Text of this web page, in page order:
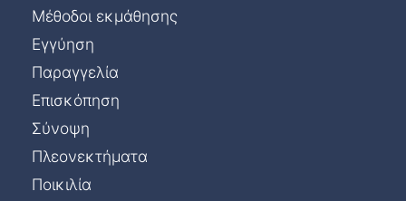
Μέθοδοι εκμάθησης
Εγγύηση
Παραγγελία
Επισκόπηση
Σύνοψη
Πλεονεκτήματα
Ποικιλία